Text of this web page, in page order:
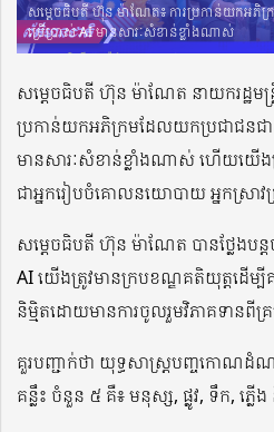
សម្តេចធិបតី ហ៊ុន ម៉ាណែត៖ ការប្រកាន់យកអភិក្
ប្រើប្រាស់ AI មានសារៈសំខាន់ខ្លាំងណាស់
សម្តេចធិបតី ហ៊ុន ម៉ាណែត នាយករដ្ឋមន្ត្រី
ប្រកាន់យកអភិក្រមដែលយកប្រជាជនជា
មានសារៈសំខាន់ខ្លាំងណាស់ ហើយយើង
ជាអ្នករៀបចំគោលនយោបាយ អ្នកស្រាវ
សម្តេចធិបតី ហ៊ុន ម៉ាណែត បានថ្លែងបន្ត
AI យើងត្រូវមានក្របខណ្ឌគតិយុត្តដើម្បី
និម្មិតដោយមានការចូលរួមវិភាគទានពីគ្
គួរបញ្ជាក់ថា យុទ្ធសាស្រ្តបញ្ចកោណ
គន្លឹះ ចំនួន ៥ គឺ៖ មនុស្ស, ផ្លូវ, ទឹក, ភ្លើង